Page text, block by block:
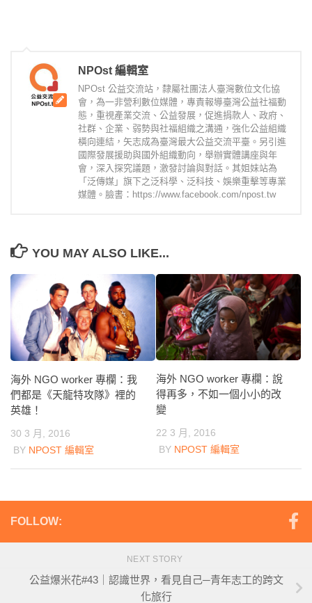
NPOst 編輯室
NPOst 公益交流站，隸屬社團法人臺灣數位文化協
會，為一非營利數位媒體，專責報導臺灣公益社福動
態，重視產業交流、公益發展，促進捐款人、政府、
社群、企業、弱勢與社福組織之溝通，強化公益組織
橫向連結，矢志成為臺灣最大公益交流平臺。另引進
國際發展援助與國外組織動向，舉辦實體講座與年
會，深入探究議題，激發討論與對話。其姐妹站為
「泛傳媒」旗下之泛科學、泛科技、娛樂重擊等專業
媒體。臉書：https://www.facebook.com/npost.tw
YOU MAY ALSO LIKE...
海外 NGO worker 專欄：我
們都是《天龍特攻隊》裡的
英雄！
30 3 月, 2016
BY NPOST 編輯室
海外 NGO worker 專欄：說
得再多，不如一個小小的改
變
22 3 月, 2016
BY NPOST 編輯室
FOLLOW:
NEXT STORY
公益爆米花#43｜認識世界，看見自己─青年志工的跨文
化旅行